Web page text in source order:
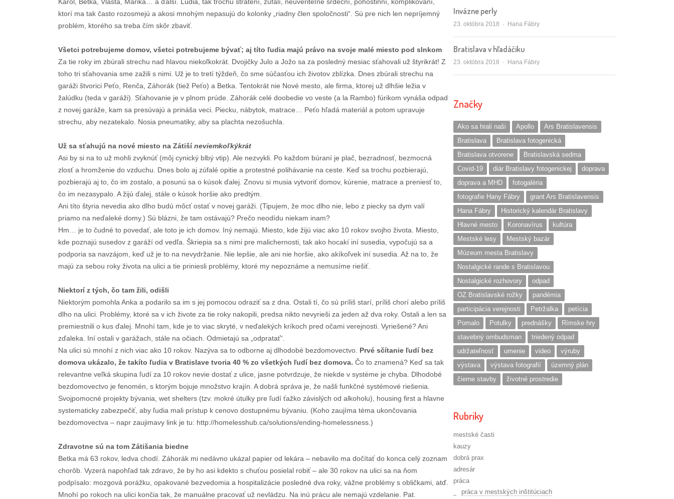
ktorí ma tak často rozosmejú a akosi mnohým nepasujú do kolonky „riadny člen spoločnosti“. Sú pre nich len nepríjemný
problém, ktorého sa treba čím skôr zbaviť.
Všetci potrebujeme domov, všetci potrebujeme bývať; aj títo ľudia majú právo na svoje malé miesto pod slnkom
Za tie roky im zbúrali strechu nad hlavou niekoľkokrát. Dvojičky Julo a Jožo sa za posledný mesiac sťahovali už štyrikrát! Z
toho tri sťahovania sme zažili s nimi. Už je to tretí týždeň, čo sme súčasťou ich životov zblízka. Dnes zbúrali strechu na
garáži štvorici Peťo, Renča, Záhorák (tiež Peťo) a Betka. Tentokrát nie Nové mesto, ale firma, ktorej už dlhšie ležia v
žalúdku (teda v garáži). Sťahovanie je v plnom prúde. Záhorák celé doobedie vo veste (a la Rambo) fúrikom vynáša odpad
z novej garáže, kam sa presúvajú a prináša veci. Piecku, nábytok, matrace… Peťo hľadá materiál a potom upravuje
strechu, aby nezatekalo. Nosia pneumatiky, aby sa plachta nezošuchla.
Už sa sťahujú na nové miesto na Zátišíneviemkoľkýkrát
Asi by si na to už mohli zvyknúť (môj cynický blbý vtip). Ale nezvykli. Po každom búraní je plač, bezradnosť, bezmocná
zlosť a hromženie do vzduchu. Dnes bolo aj zúfalé opitie a protestné polihávanie na ceste. Keď sa trochu pozbierajú,
pozbierajú aj to, čo im zostalo, a posunú sa o kúsok ďalej. Znovu si musia vytvoriť domov, kúrenie, matrace a preniesť to,
čo im nezasypalo. A žijú ďalej, stále o kúsok horšie ako predtým.
Ani títo štyria nevedia ako dlho budú môcť ostať v novej garáži. (Tipujem, že moc dlho nie, lebo z piecky sa dym valí
priamo na neďaleké domy.) Sú blázni, že tam ostávajú? Prečo neodídu niekam inam?
Hm… je to čudné to povedať, ale toto je ich domov. Iný nemajú. Miesto, kde žijú viac ako 10 rokov svojho života. Miesto,
kde poznajú susedov z garáží od vedľa. Škriepia sa s nimi pre malichernosti, tak ako hocakí iní susedia, vypočujú sa a
podporia sa navzájom, keď už je to na nevydržanie. Nie lepšie, ale ani nie horšie, ako akíkoľvek iní susedia. Až na to, že
majú za sebou roky života na ulici a tie priniesli problémy, ktoré my nepoznáme a nemusíme riešiť.
Niektorí z tých, čo tam žili, odišli
Niektorým pomohla Anka a podarilo sa im s jej pomocou odraziť sa z dna. Ostali tí, čo sú príliš starí, príliš chorí alebo príliš
dlho na ulici. Problémy, ktoré sa v ich živote za tie roky nakopili, predsa nikto nevyrieši za jeden až dva roky. Ostali a len sa
premiestnili o kus ďalej. Mnohí tam, kde je to viac skryté, v neďalekých kríkoch pred očami verejnosti. Vyriešené? Ani
zďaleka. Iní ostali v garážach, stále na očiach. Odmietajú sa „odpratať“.
Na ulici sú mnohí z nich viac ako 10 rokov. Nazýva sa to odborne aj dlhodobé bezdomovectvo. Prvé sčítanie ľudí bez
domova ukázalo, že takíto ľudia v Bratislave tvoria 40 % zo všetkých ľudí bez domova. Čo to znamená? Keď sa tak
relevantne veľká skupina ľudí za 10 rokov nevie dostať z ulice, jasne potvrdzuje, že niekde v systéme je chyba. Dlhodobé
bezdomovectvo je fenomén, s ktorým bojuje množstvo krajín. A dobrá správa je, že našli funkčné systémové riešenia.
Svojpomocné projekty bývania, wet shelters (tzv. mokré útulky pre ľudí ťažko závislých od alkoholu), housing first a hlavne
systematicky zabezpečiť, aby ľudia mali prístup k cenovo dostupnému bývaniu. (Koho zaujíma téma ukončovania
bezdomovectva – napr zaujimavy link je tu: http://homelesshub.ca/solutions/ending-homelessness.)
Zdravotne sú na tom Zátišania biedne
Betka má 63 rokov, ledva chodí. Záhorák mi nedávno ukázal papier od lekára – nebavilo ma dočítať do konca celý zoznam
chorôb. Vyzerá napohľad tak zdravo, že by ho asi kdekto s chuťou posielal robiť – ale 30 rokov na ulici sa na ňom
podpísalo: mozgová porážku, opakované bezvedomia a hospitalizácie posledné dva roky, vážne problémy s obličkami, atď.
Mnohí po rokoch na ulici končia tak, že manuálne pracovať už nevládzu. Na inú prácu ale nemajú vzdelanie. Pat.
Invázne perly
23. októbra 2018 Autor/ka
Hana Fábry
Bratislava v hľadáčiku
23. októbra 2018 Autor/ka
Hana Fábry
Značky
Ako sa hrali naši Apollo
Ars Bratislavensis
Bratislava
Bratislava fotogenická
Bratislava otvorene
Bratislavská sedma
Covid-19
diár Bratislavy fotogenickej
doprava
doprava a MHD
fotogaléria
fotografie Hany Fábry
grant Ars Bratislavensis
Hana Fábry
Historický kalendár Bratislavy
Hlavné mesto
Koronavírus
kultúra
Mestské lesy
Mestský bazár
Múzeum mesta Bratislavy
Nostalgické rande s Bratislavou
Nostalgické rozhovory
odpad
OZ Bratislavské rožky
pandémia
participácia verejnosti
Petržalka
petícia
Pomalo
Potulky prednášky
Rímske hry
stavebný ombudsman
triedený odpad
udržateľnosť
umenie video
výruby
výstava
výstava fotografií
územný plán
čierne stavby
životné prostredie
Rubriky
mestské časti
kauzy
dobrá prax
adresár
práca
práca v mestských inštitúciach